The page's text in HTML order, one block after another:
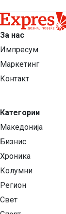
За нас
Импресум
Маркетинг
Контакт
Категории
Македонија
Бизнис
Хроника
Колумни
Регион
Свет